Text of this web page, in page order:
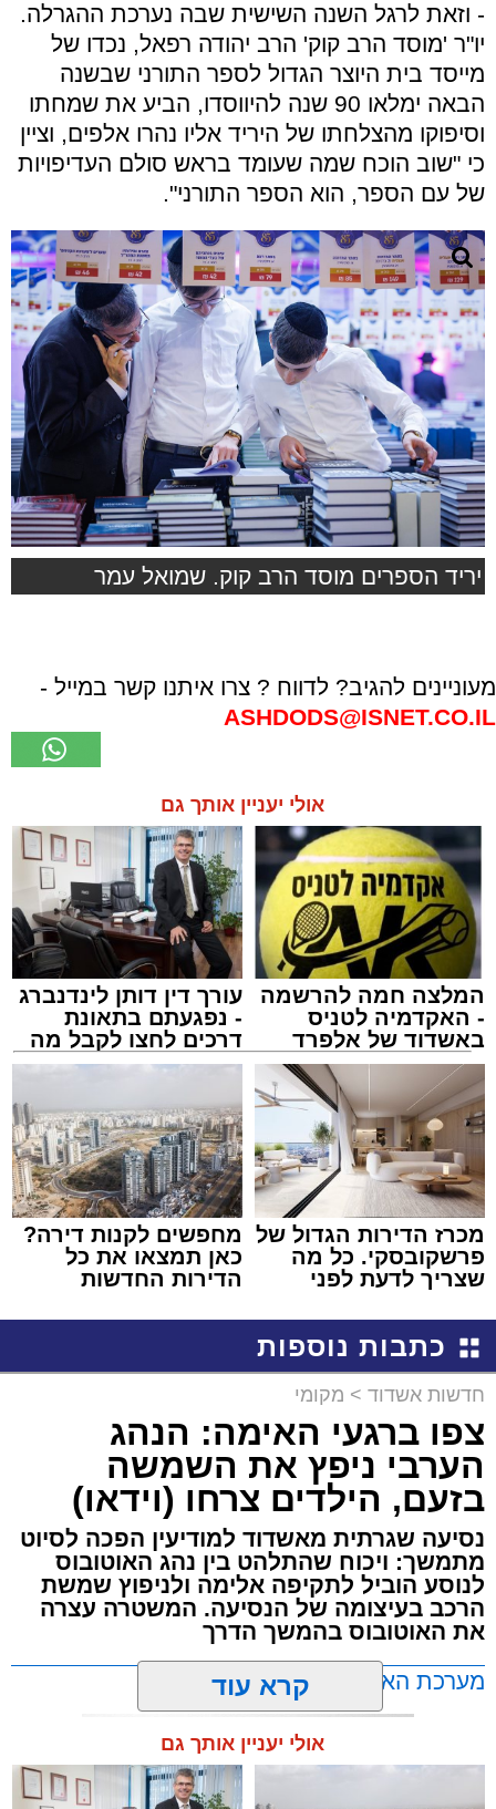
- וזאת לרגל השנה השישית שבה נערכת ההגרלה.
יו"ר 'מוסד הרב קוק' הרב יהודה רפאל, נכדו של
מייסד בית היוצר הגדול לספר התורני שבשנה
הבאה ימלאו 90 שנה להיווסדו, הביע את שמחתו
וסיפוקו מהצלחתו של היריד אליו נהרו אלפים, וציין
כי "שוב הוכח שמה שעומד בראש סולם העדיפויות
של עם הספר, הוא הספר התורני".
יריד הספרים מוסד הרב קוק. שמואל עמר
מעוניינים להגיב? לדווח ? צרו איתנו קשר במייל -
ASHDODS@ISNET.CO.IL
אולי יעניין אותך גם
המלצה חמה להרשמה
- האקדמיה לטניס
באשדוד של אלפרד
קריאולנסקי - לילדים
עורך דין דותן לינדנברג
- נפגעתם בתאונת
דרכים לחצו לקבל מה
שמגיע לכם
מכרז הדירות הגדול של
פרשקובסקי. כל מה
שצריך לדעת לפני
באשדוד
מחפשים לקנות דירה?
כאן תמצאו את כל
הדירות החדשות
כתבות נוספות
חדשות אשדוד > מקומי
צפו ברגעי האימה: הנהג
הערבי ניפץ את השמשה
בזעם, הילדים צרחו (וידאו)
נסיעה שגרתית מאשדוד למודיעין הפכה לסיוט
מתמשך: ויכוח שהתלהט בין נהג האוטובוס
לנוסע הוביל לתקיפה אלימה ולניפוץ שמשת
הרכב בעיצומה של הנסיעה. המשטרה עצרה
את האוטובוס בהמשך הדרך
מערכת האתר / 11:35 07.08.26
קרא עוד
אולי יעניין אותך גם